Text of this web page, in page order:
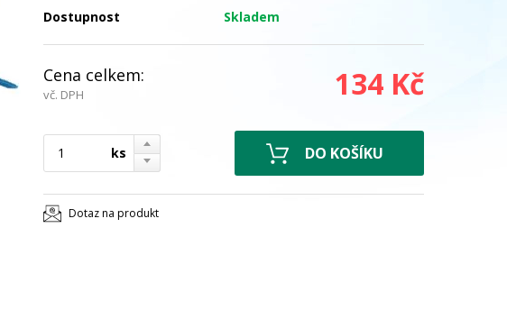
Dostupnost
Skladem
Cena celkem:
vč. DPH 134 Kč
ks
Dotaz na produkt